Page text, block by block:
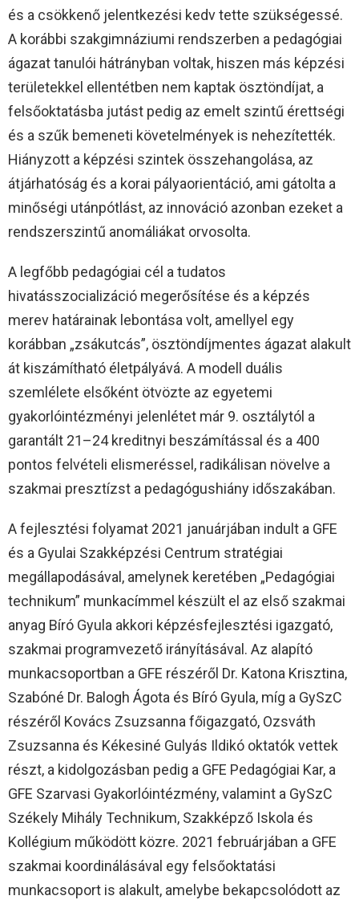
és a csökkenő jelentkezési kedv tette szükségessé.
A korábbi szakgimnáziumi rendszerben a pedagógiai
ágazat tanulói hátrányban voltak, hiszen más képzési
területekkel ellentétben nem kaptak ösztöndíjat, a
felsőoktatásba jutást pedig az emelt szintű érettségi
és a szűk bemeneti követelmények is nehezítették.
Hiányzott a képzési szintek összehangolása, az
átjárhatóság és a korai pályaorientáció, ami gátolta a
minőségi utánpótlást, az innováció azonban ezeket a
rendszerszintű anomáliákat orvosolta.
A legfőbb pedagógiai cél a tudatos
hivatásszocializáció megerősítése és a képzés
merev határainak lebontása volt, amellyel egy
korábban „zsákutcás”, ösztöndíjmentes ágazat alakult
át kiszámítható életpályává. A modell duális
szemlélete elsőként ötvözte az egyetemi
gyakorlóintézményi jelenlétet már 9. osztálytól a
garantált 21–24 kreditnyi beszámítással és a 400
pontos felvételi elismeréssel, radikálisan növelve a
szakmai presztízst a pedagógushiány időszakában.
A fejlesztési folyamat 2021 januárjában indult a GFE
és a Gyulai Szakképzési Centrum stratégiai
megállapodásával, amelynek keretében „Pedagógiai
technikum” munkacímmel készült el az első szakmai
anyag Bíró Gyula akkori képzésfejlesztési igazgató,
szakmai programvezető irányításával. Az alapító
munkacsoportban a GFE részéről Dr. Katona Krisztina,
Szabóné Dr. Balogh Ágota és Bíró Gyula, míg a GySzC
részéről Kovács Zsuzsanna főigazgató, Ozsváth
Zsuzsanna és Kékesiné Gulyás Ildikó oktatók vettek
részt, a kidolgozásban pedig a GFE Pedagógiai Kar, a
GFE Szarvasi Gyakorlóintézmény, valamint a GySzC
Székely Mihály Technikum, Szakképző Iskola és
Kollégium működött közre. 2021 februárjában a GFE
szakmai koordinálásával egy felsőoktatási
munkacsoport is alakult, amelybe bekapcsolódott az